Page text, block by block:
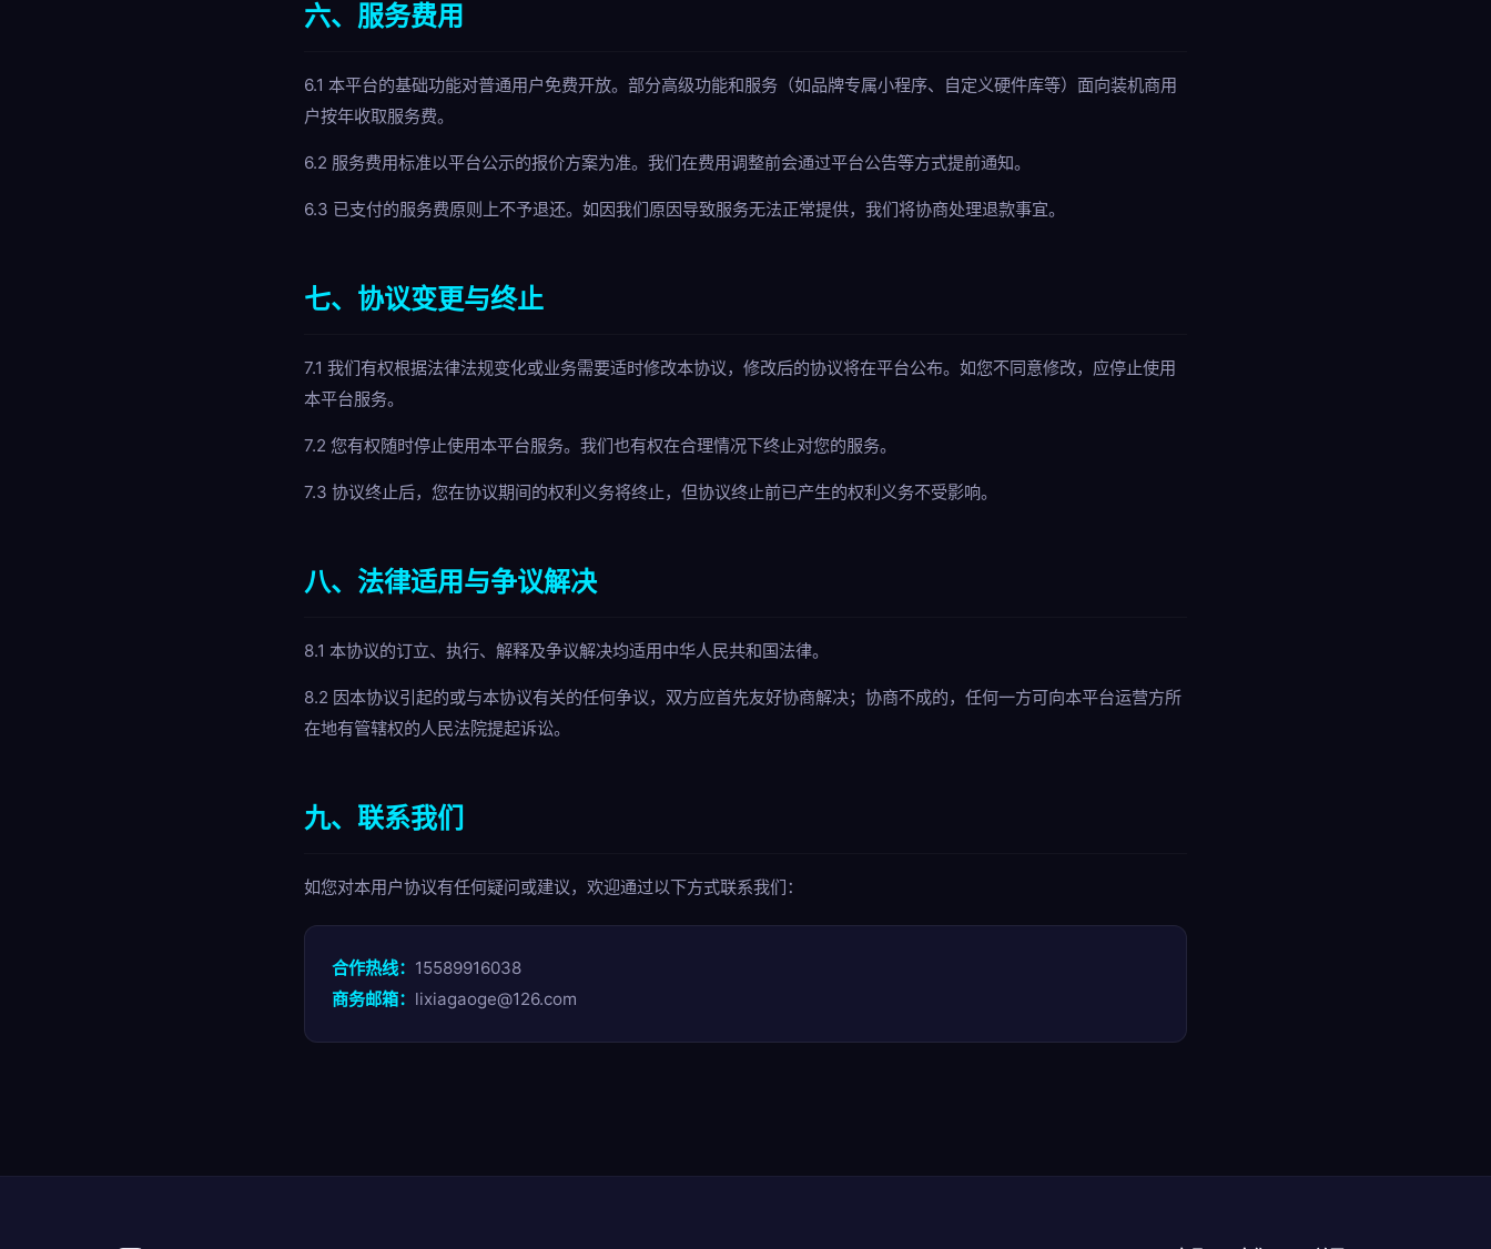
六、服务费用
6.1 本平台的基础功能对普通用户免费开放。部分高级功能和服务（如品牌专属小程序、自定义硬件库等）面向装机商用
户按年收取服务费。
6.2 服务费用标准以平台公示的报价方案为准。我们在费用调整前会通过平台公告等方式提前通知。
6.3 已支付的服务费原则上不予退还。如因我们原因导致服务无法正常提供，我们将协商处理退款事宜。
七、协议变更与终止
7.1 我们有权根据法律法规变化或业务需要适时修改本协议，修改后的协议将在平台公布。如您不同意修改，应停止使用
本平台服务。
7.2 您有权随时停止使用本平台服务。我们也有权在合理情况下终止对您的服务。
7.3 协议终止后，您在协议期间的权利义务将终止，但协议终止前已产生的权利义务不受影响。
八、法律适用与争议解决
8.1 本协议的订立、执行、解释及争议解决均适用中华人民共和国法律。
8.2 因本协议引起的或与本协议有关的任何争议，双方应首先友好协商解决；协商不成的，任何一方可向本平台运营方所
在地有管辖权的人民法院提起诉讼。
九、联系我们
如您对本用户协议有任何疑问或建议，欢迎通过以下方式联系我们：
合作热线： 15589916038
商务邮箱： lixiagaoge@126.com